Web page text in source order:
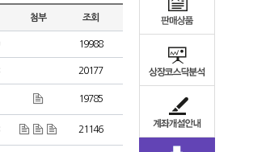
첨부 조회
19988
20177
19785
21146